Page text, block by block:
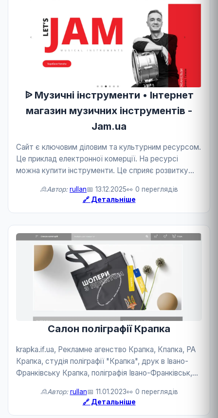
ᐉ Музичні інструменти • Інтернет
магазин музичних інструментів -
Jam.ua
Сайт є ключовим діловим та культурним ресурсом.
Це приклад електронної комерції. На ресурсі
можна купити інструменти. Це сприяє розвитку
🙎Автор: rullan📅 13.12.2025👀 0 переглядів
🔗 Детальніше
Салон поліграфії Крапка
krapka.if.ua, Рекламне агенство Крапка, Кпапка, РА
Крапка, студія поліграфії "Крапка", друк в Івано-
Франківську Крапка, поліграфія Івано-Франківськ,
🙎Автор: rullan📅 11.01.2023👀 0 переглядів
🔗 Детальніше